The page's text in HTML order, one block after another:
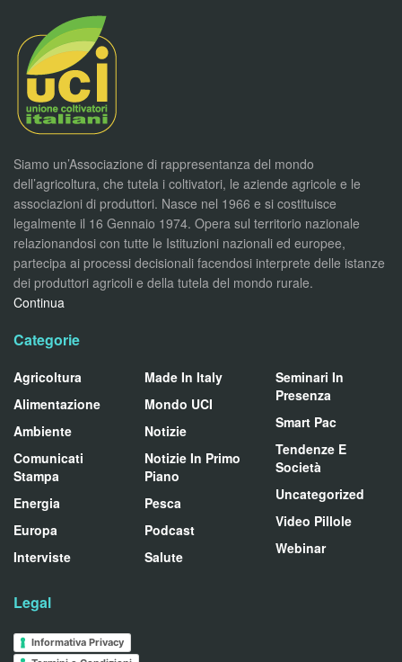
Siamo un’Associazione di rappresentanza del mondo
dell’agricoltura, che tutela i coltivatori, le aziende agricole e le
associazioni di produttori. Nasce nel 1966 e si costituisce
legalmente il 16 Gennaio 1974. Opera sul territorio nazionale
relazionandosi con tutte le Istituzioni nazionali ed europee,
partecipa ai processi decisionali facendosi interprete delle istanze
dei produttori agricoli e della tutela del mondo rurale.
Continua
Categorie
Agricoltura
Alimentazione
Ambiente
Comunicati
Stampa
Energia
Europa
Interviste
Made In Italy
Mondo UCI
Notizie
Notizie In Primo
Piano
Pesca
Podcast
Salute
Seminari In
Presenza
Smart Pac
Tendenze E
Società
Uncategorized
Video Pillole
Webinar
Legal
Informativa Privacy